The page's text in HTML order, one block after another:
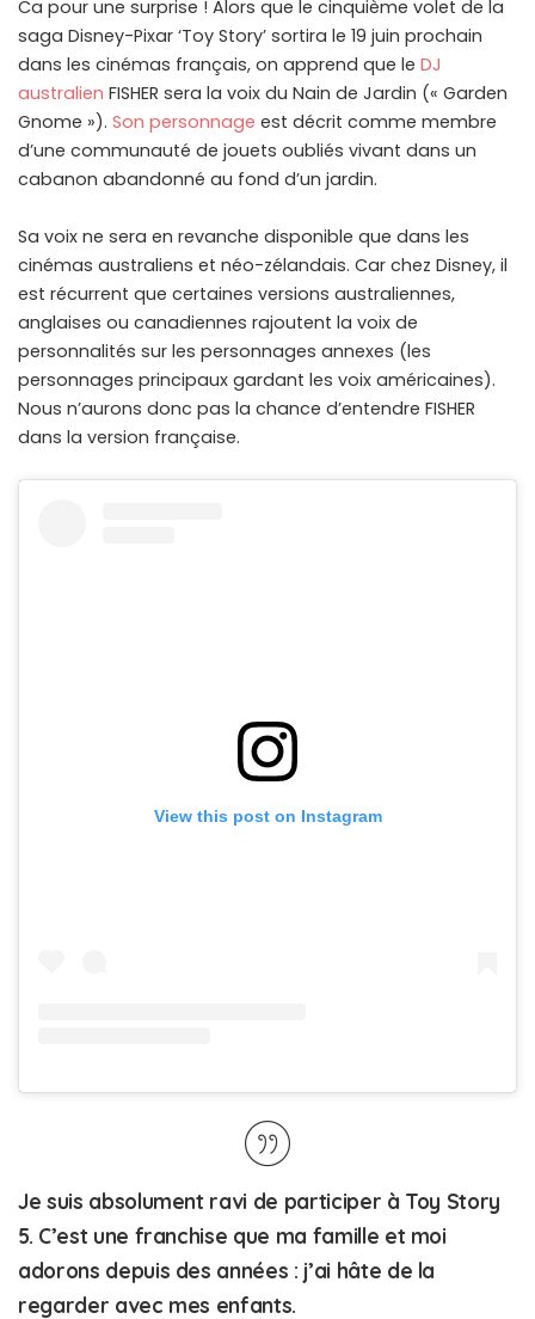
Ca pour une surprise ! Alors que le cinquième volet de la
saga Disney-Pixar ‘Toy Story’ sortira le 19 juin prochain
dans les cinémas français, on apprend que le DJ
australien FISHER sera la voix du Nain de Jardin (« Garden
Gnome »). Son personnage est décrit comme membre
d’une communauté de jouets oubliés vivant dans un
cabanon abandonné au fond d’un jardin.
Sa voix ne sera en revanche disponible que dans les
cinémas australiens et néo-zélandais. Car chez Disney, il
est récurrent que certaines versions australiennes,
anglaises ou canadiennes rajoutent la voix de
personnalités sur les personnages annexes (les
personnages principaux gardant les voix américaines).
Nous n’aurons donc pas la chance d’entendre FISHER
dans la version française.
View this post on Instagram
Je suis absolument ravi de participer à Toy Story
5. C’est une franchise que ma famille et moi
adorons depuis des années : j’ai hâte de la
regarder avec mes enfants.